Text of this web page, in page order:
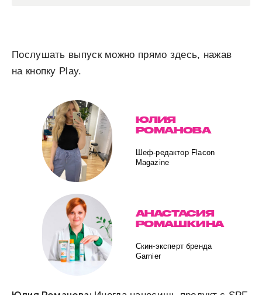
Послушать выпуск можно прямо здесь, нажав
на кнопку Play.
ЮЛИЯ
РОМАНОВА
Шеф-редактор Flacon
Magazine
АНАСТАСИЯ
РОМАШКИНА
Скин-эксперт бренда
Garnier